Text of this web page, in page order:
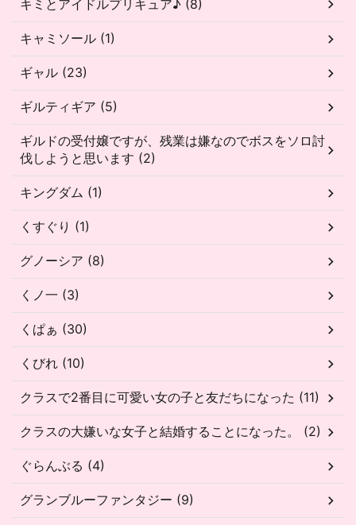
キミとアイドルプリキュア♪ (8)
キャミソール (1)
ギャル (23)
ギルティギア (5)
ギルドの受付嬢ですが、残業は嫌なのでボスをソロ討
伐しようと思います (2)
キングダム (1)
くすぐり (1)
グノーシア (8)
くノ一 (3)
くぱぁ (30)
くびれ (10)
クラスで2番目に可愛い女の子と友だちになった (11)
クラスの大嫌いな女子と結婚することになった。 (2)
ぐらんぶる (4)
グランブルーファンタジー (9)